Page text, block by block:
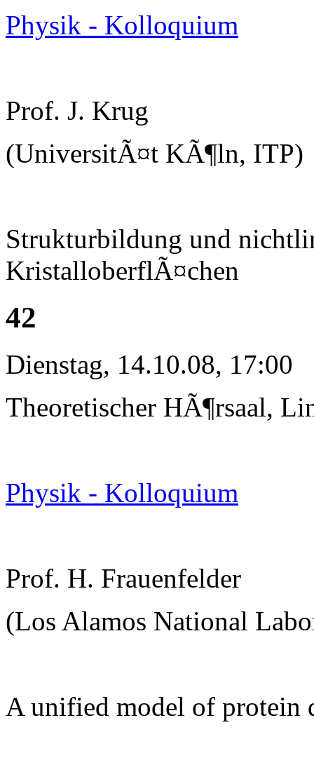
Physik - Kolloquium
Prof. J. Krug
(UniversitÃ¤t KÃ¶ln, ITP)
Strukturbildung und
KristalloberflÃ¤chen
42
Dienstag, 14.10.08, 17:00
Theoretischer HÃ¶rsaal,
Physik - Kolloquium
Prof. H. Frauenfelder
(Los Alamos National
A unified model of protein